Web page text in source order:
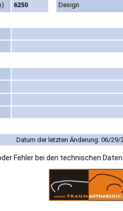
6250 Design
Datum der letzten Änderung: 06/29/
Fehler bei den technischen